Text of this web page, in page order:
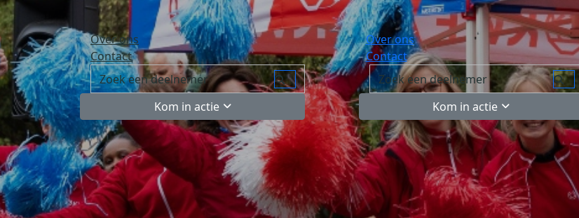
Over ons
Contact
Kom in actie
Over ons
Contact
Kom in actie